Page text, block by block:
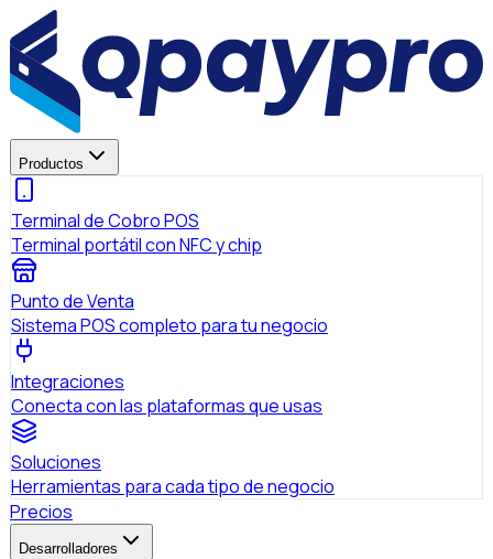
Productos
Terminal de Cobro POS
Terminal portátil con NFC y chip
Punto de Venta
Sistema POS completo para tu negocio
Integraciones
Conecta con las plataformas que usas
Soluciones
Herramientas para cada tipo de negocio
Precios
Desarrolladores